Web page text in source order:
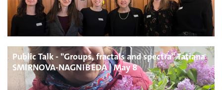
Public Talk - "Groups, fractals and spectra" Tatiana
SMIRNOVA-NAGNIBEDA | May 8